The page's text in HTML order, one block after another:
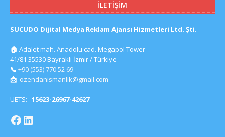
İLETIŞIM
SUCUDO Dijital Medya Reklam Ajansı Hizmetleri Ltd. Şti.
🏠 Adalet mah. Anadolu cad. Megapol Tower
41/81 35530 Bayraklı İzmir / Türkiye
📞 +90 (553) 770 52 69
📩 ozendanismanlik@gmail.com
UETS: 15623-26967-42627